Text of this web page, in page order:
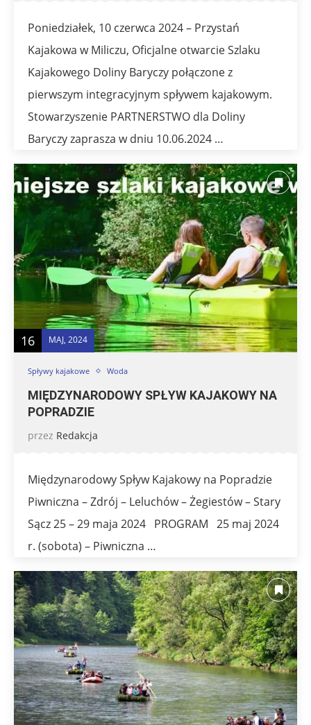
Poniedziałek, 10 czerwca 2024 – Przystań
Kajakowa w Miliczu, Oficjalne otwarcie Szlaku
Kajakowego Doliny Baryczy połączone z
pierwszym integracyjnym spływem kajakowym.
Stowarzyszenie PARTNERSTWO dla Doliny
Baryczy zaprasza w dniu 10.06.2024 …
16 MAJ, 2024
Spływy kajakowe Woda
MIĘDZYNARODOWY SPŁYW KAJAKOWY NA
POPRADZIE
przez Redakcja
Międzynarodowy Spływ Kajakowy na Popradzie
Piwniczna – Zdrój – Leluchów – Żegiestów – Stary
Sącz 25 – 29 maja 2024 PROGRAM 25 maj 2024
r. (sobota) – Piwniczna …